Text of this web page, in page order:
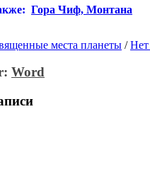
Гора Чиф, Монтана
места планеты / Нет
Word